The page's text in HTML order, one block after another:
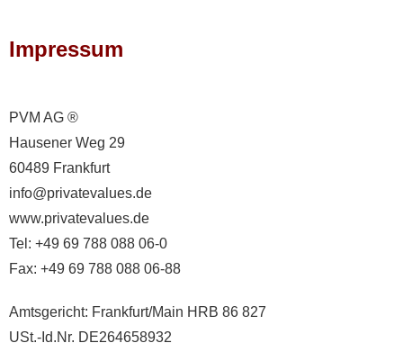
Impressum
PVM AG ®
Hausener Weg 29
60489 Frankfurt
info@privatevalues.de
www.privatevalues.de
Tel: +49 69 788 088 06-0
Fax: +49 69 788 088 06-88
Amtsgericht: Frankfurt/Main HRB 86 827
USt.-Id.Nr. DE264658932